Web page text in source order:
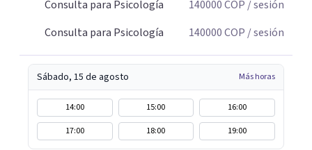
Consulta para Psicología
140000COP / sesión
Consulta para Psicología
140000COP / sesión
Sábado, 15 de agosto Más horas
14:00 15:00
16:00
17:00
18:00 19:00